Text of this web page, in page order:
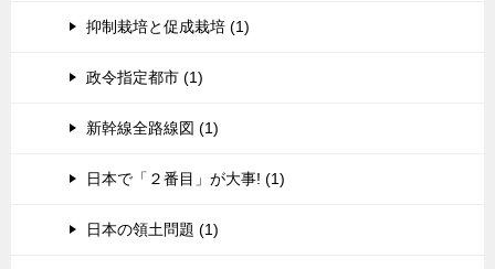
抑制栽培と促成栽培 (1)
政令指定都市 (1)
新幹線全路線図 (1)
日本で「２番目」が大事! (1)
日本の領土問題 (1)